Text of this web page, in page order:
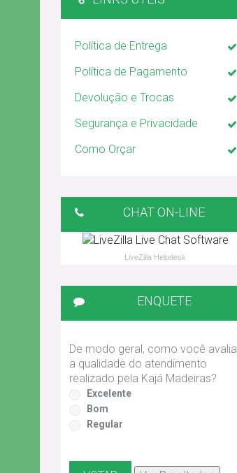
Política de Entrega
Política de Pagamento
Devolução e Trocas
Segurança e Privacidade
Como Orçar
CHAT ON-LINE
LiveZilla Helpdesk
ENQUETE
De modo geral, como você avalia
a qualidade do atendimento
realizado pela Kajá Madeiras?
Excelente
Bom
Regular